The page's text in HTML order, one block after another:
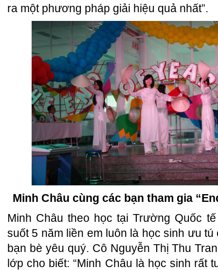
ra một phương pháp giải hiệu quả nhất”.
Minh Châu cùng các bạn tham gia
Minh Châu theo học tại Trường Quốc
suốt 5 năm liền em luôn là học sinh ưu
bạn bè yêu quý. Cô Nguyễn Thị Thu
lớp cho biết: “Minh Châu là học sinh rất